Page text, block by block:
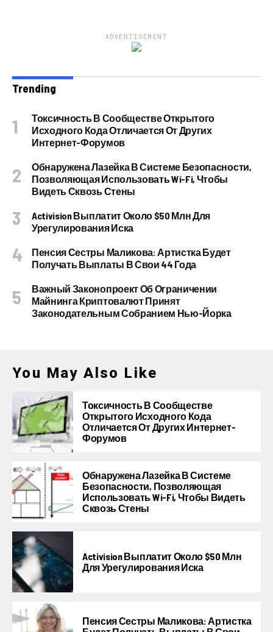
ADVERTISEMENT
Trending
Токсичность В Сообществе Открытого
Исходного Кода Отличается От Других
Интернет-Форумов
Обнаружена Лазейка В Системе Безопасности,
Позволяющая Использовать Wi-Fi, Чтобы
Видеть Сквозь Стены
Activision Выплатит Около $50 Млн Для
Урегулирования Иска
Пенсия Сестры Маликова: Артистка Будет
Получать Выплаты В Свои 44 Года
Важный Законопроект Об Ограничении
Майнинга Криптовалют Принят
Законодательным Собранием Нью-Йорка
You May Also Like
Токсичность В Сообществе
Открытого Исходного Кода
Отличается От Других Интернет-
Форумов
Обнаружена Лазейка В Системе
Безопасности, Позволяющая
Использовать Wi-Fi, Чтобы Видеть
Сквозь Стены
Activision Выплатит Около $50 Млн
Для Урегулирования Иска
Пенсия Сестры Маликова: Артистка